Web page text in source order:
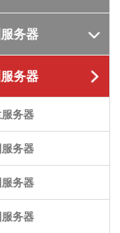
务器
务器
务器
务器
务器
务器